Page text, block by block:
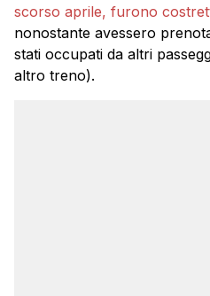
scorso aprile, furono
nonostante avessero
stati occupati da altri
altro treno).